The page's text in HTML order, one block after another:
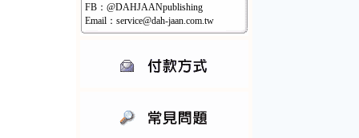
FB：@DAHJAANpublishing
Email：service@dah-jaan.com.tw